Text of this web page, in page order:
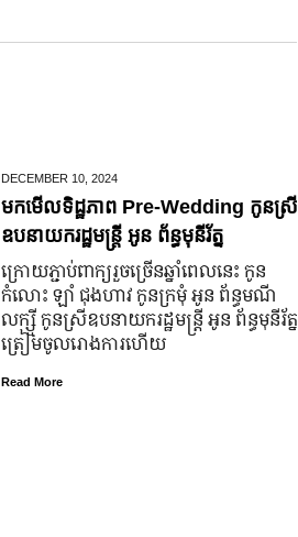
DECEMBER 10, 2024
មកមើលទិដ្ឋភាព Pre-Wedding កូនស្រី
ឧបនាយករដ្ឋមន្រ្តី អូន ព័ន្ធមុនីរ័ត្ន
ក្រោយ​ភ្ជាប់​ពាក្យ​រួច​ច្រើន​ឆ្នាំ​ពេលនេះ កូន
កំលោះ ឡាំ ជុងហាវ កូនក្រមុំ អូន ព័ន្ធមណី
លក្ស្មី កូនស្រី​ឧបនាយករដ្ឋមន្ត្រី អូន ព័ន្ធមុនីរ័ត្ន
ត្រៀម​ចូល​រោងការ​ហើយ
Read More